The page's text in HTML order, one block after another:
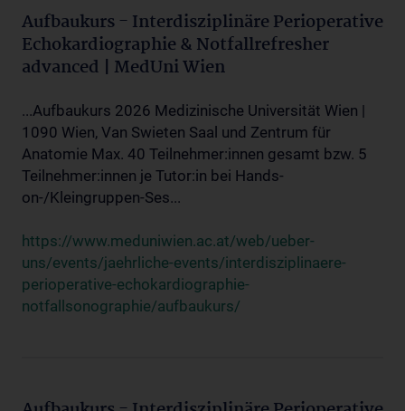
Aufbaukurs - Interdisziplinäre Perioperative
Echokardiographie & Notfallrefresher
advanced | MedUni Wien
...Aufbaukurs 2026 Medizinische Universität Wien |
1090 Wien, Van Swieten Saal und Zentrum für
Anatomie Max. 40 Teilnehmer:innen gesamt bzw. 5
Teilnehmer:innen je Tutor:in bei Hands-
on-/Kleingruppen-Ses...
https://www.meduniwien.ac.at/web/ueber-
uns/events/jaehrliche-events/interdisziplinaere-
perioperative-echokardiographie-
notfallsonographie/aufbaukurs/